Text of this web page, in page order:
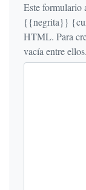
Este formulario
{{negrita}}
HTML. Para
vacía entre ellos.